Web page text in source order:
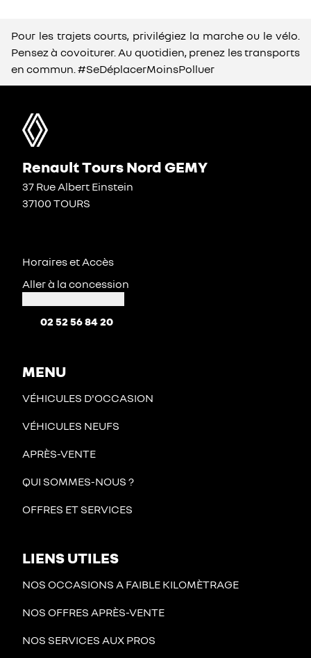
Pour les trajets courts, privilégiez la marche ou le vélo.
Pensez à covoiturer. Au quotidien, prenez les transports
en commun. #SeDéplacerMoinsPolluer
Renault Tours Nord GEMY
37 Rue Albert Einstein
37100 TOURS
Horaires et Accès
Aller à la concession
02 52 56 84 20
MENU
VÉHICULES D'OCCASION
VÉHICULES NEUFS
APRÈS-VENTE
QUI SOMMES-NOUS ?
OFFRES ET SERVICES
LIENS UTILES
NOS OCCASIONS A FAIBLE KILOMÈTRAGE
NOS OFFRES APRÈS-VENTE
NOS SERVICES AUX PROS